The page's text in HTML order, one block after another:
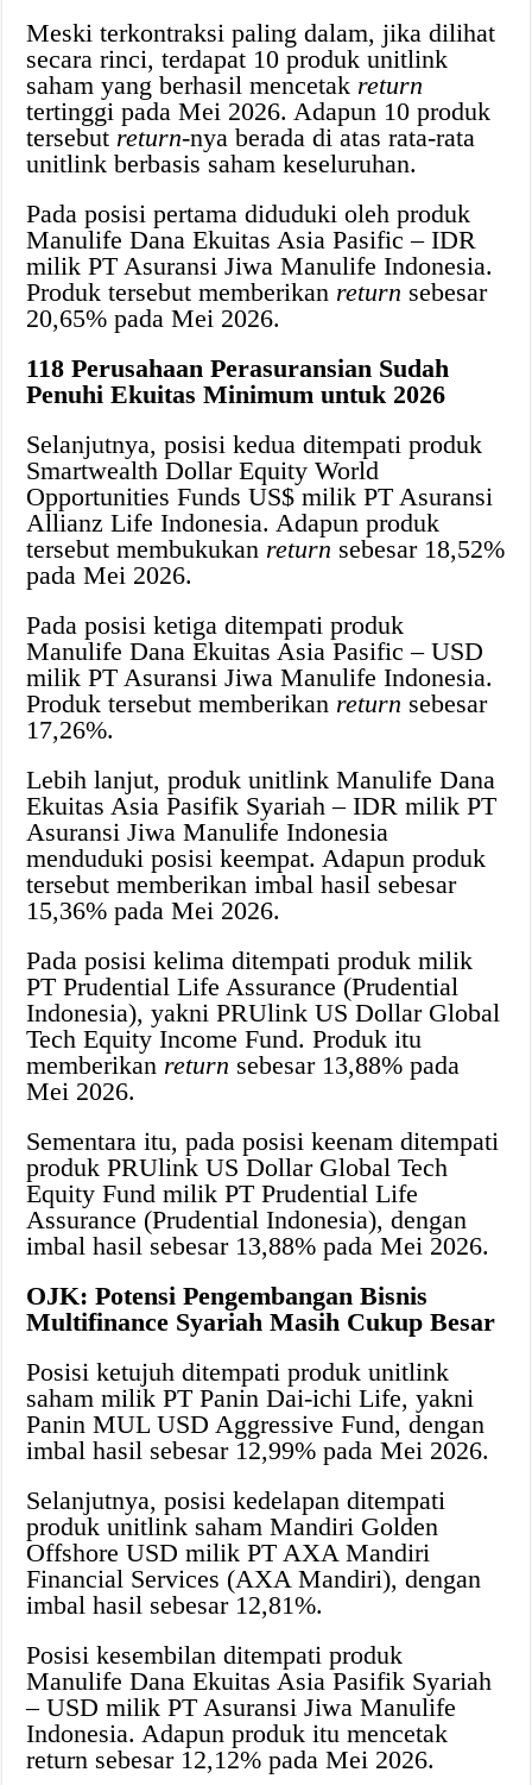
Meski terkontraksi paling dalam, jika dilihat
secara rinci, terdapat 10 produk unitlink
saham yang berhasil mencetak return
tertinggi pada Mei 2026. Adapun 10 produk
tersebut return-nya berada di atas rata-rata
unitlink berbasis saham keseluruhan.
Pada posisi pertama diduduki oleh produk
Manulife Dana Ekuitas Asia Pasific – IDR
milik PT Asuransi Jiwa Manulife Indonesia.
Produk tersebut memberikan return sebesar
20,65% pada Mei 2026.
118 Perusahaan Perasuransian Sudah
Penuhi Ekuitas Minimum untuk 2026
Selanjutnya, posisi kedua ditempati produk
Smartwealth Dollar Equity World
Opportunities Funds US$ milik PT Asuransi
Allianz Life Indonesia. Adapun produk
tersebut membukukan return sebesar 18,52%
pada Mei 2026.
Pada posisi ketiga ditempati produk
Manulife Dana Ekuitas Asia Pasific – USD
milik PT Asuransi Jiwa Manulife Indonesia.
Produk tersebut memberikan return sebesar
17,26%.
Lebih lanjut, produk unitlink Manulife Dana
Ekuitas Asia Pasifik Syariah – IDR milik PT
Asuransi Jiwa Manulife Indonesia
menduduki posisi keempat. Adapun produk
tersebut memberikan imbal hasil sebesar
15,36% pada Mei 2026.
Pada posisi kelima ditempati produk milik
PT Prudential Life Assurance (Prudential
Indonesia), yakni PRUlink US Dollar Global
Tech Equity Income Fund. Produk itu
memberikan return sebesar 13,88% pada
Mei 2026.
Sementara itu, pada posisi keenam ditempati
produk PRUlink US Dollar Global Tech
Equity Fund milik PT Prudential Life
Assurance (Prudential Indonesia), dengan
imbal hasil sebesar 13,88% pada Mei 2026.
OJK: Potensi Pengembangan Bisnis
Multifinance Syariah Masih Cukup Besar
Posisi ketujuh ditempati produk unitlink
saham milik PT Panin Dai-ichi Life, yakni
Panin MUL USD Aggressive Fund, dengan
imbal hasil sebesar 12,99% pada Mei 2026.
Selanjutnya, posisi kedelapan ditempati
produk unitlink saham Mandiri Golden
Offshore USD milik PT AXA Mandiri
Financial Services (AXA Mandiri), dengan
imbal hasil sebesar 12,81%.
Posisi kesembilan ditempati produk
Manulife Dana Ekuitas Asia Pasifik Syariah
– USD milik PT Asuransi Jiwa Manulife
Indonesia. Adapun produk itu mencetak
return sebesar 12,12% pada Mei 2026.